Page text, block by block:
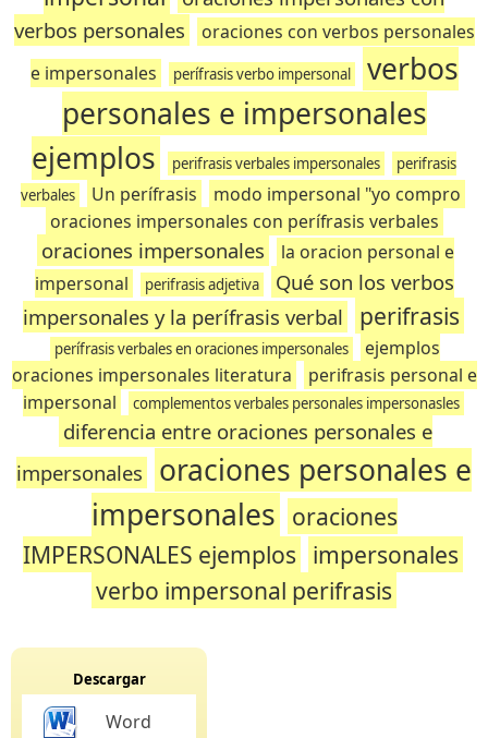
verbos personales
oraciones con verbos personales
e impersonales
perífrasis verbo impersonal
verbos
personales e impersonales
ejemplos
perifrasis verbales impersonales
perifrasis
verbales
Un perífrasis
modo impersonal "yo compro
oraciones impersonales con perífrasis verbales
oraciones impersonales
la oracion personal e
impersonal
perifrasis adjetiva
Qué son los verbos
impersonales y la perífrasis verbal
perifrasis
perífrasis verbales en oraciones impersonales
ejemplos
oraciones impersonales literatura
perifrasis personal e
impersonal
complementos verbales personales impersonasles
diferencia entre oraciones personales e
impersonales
oraciones personales e
impersonales oraciones
IMPERSONALES ejemplos impersonales
verbo impersonal perifrasis
Descargar
Word